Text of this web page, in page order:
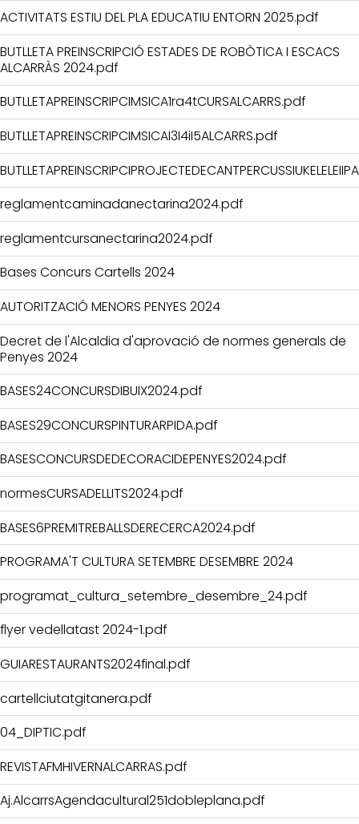
ACTIVITATS ESTIU DEL PLA EDUCATIU ENTORN 2025.pdf
BUTLLETA PREINSCRIPCIÓ ESTADES DE ROBÒTICA I ESCACS
ALCARRÀS 2024.pdf
BUTLLETAPREINSCRIPCIMSICA1ra4tCURSALCARRS.pdf
BUTLLETAPREINSCRIPCIMSICAI3I4iI5ALCARRS.pdf
reglamentcaminadanectarina2024.pdf
reglamentcursanectarina2024.pdf
Bases Concurs Cartells 2024
AUTORITZACIÓ MENORS PENYES 2024
Decret de l'Alcaldia d'aprovació de normes generals de
Penyes 2024
BASES24CONCURSDIBUIX2024.pdf
BASES29CONCURSPINTURARPIDA.pdf
BASESCONCURSDEDECORACIDEPENYES2024.pdf
normesCURSADELLITS2024.pdf
BASES6PREMITREBALLSDERECERCA2024.pdf
PROGRAMA'T CULTURA SETEMBRE DESEMBRE 2024
programat_cultura_setembre_desembre_24.pdf
flyer vedellatast 2024-1.pdf
GUIARESTAURANTS2024final.pdf
cartellciutatgitanera.pdf
04_DIPTIC.pdf
REVISTAFMHIVERNALCARRAS.pdf
Aj.AlcarrsAgendacultural251dobleplana.pdf